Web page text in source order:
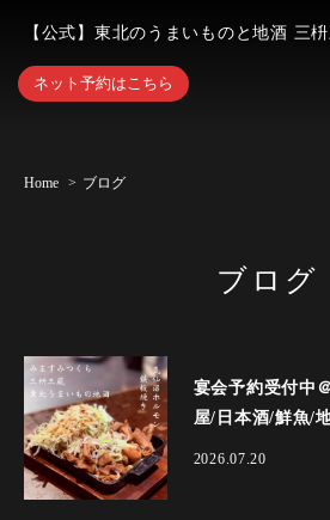
【公式】東北のうまいものと地酒 三
ネット予約はこちら
Home ブログ
ブログ
宴会予約受付中
屋/日本酒/鮮魚/
2026.07.20